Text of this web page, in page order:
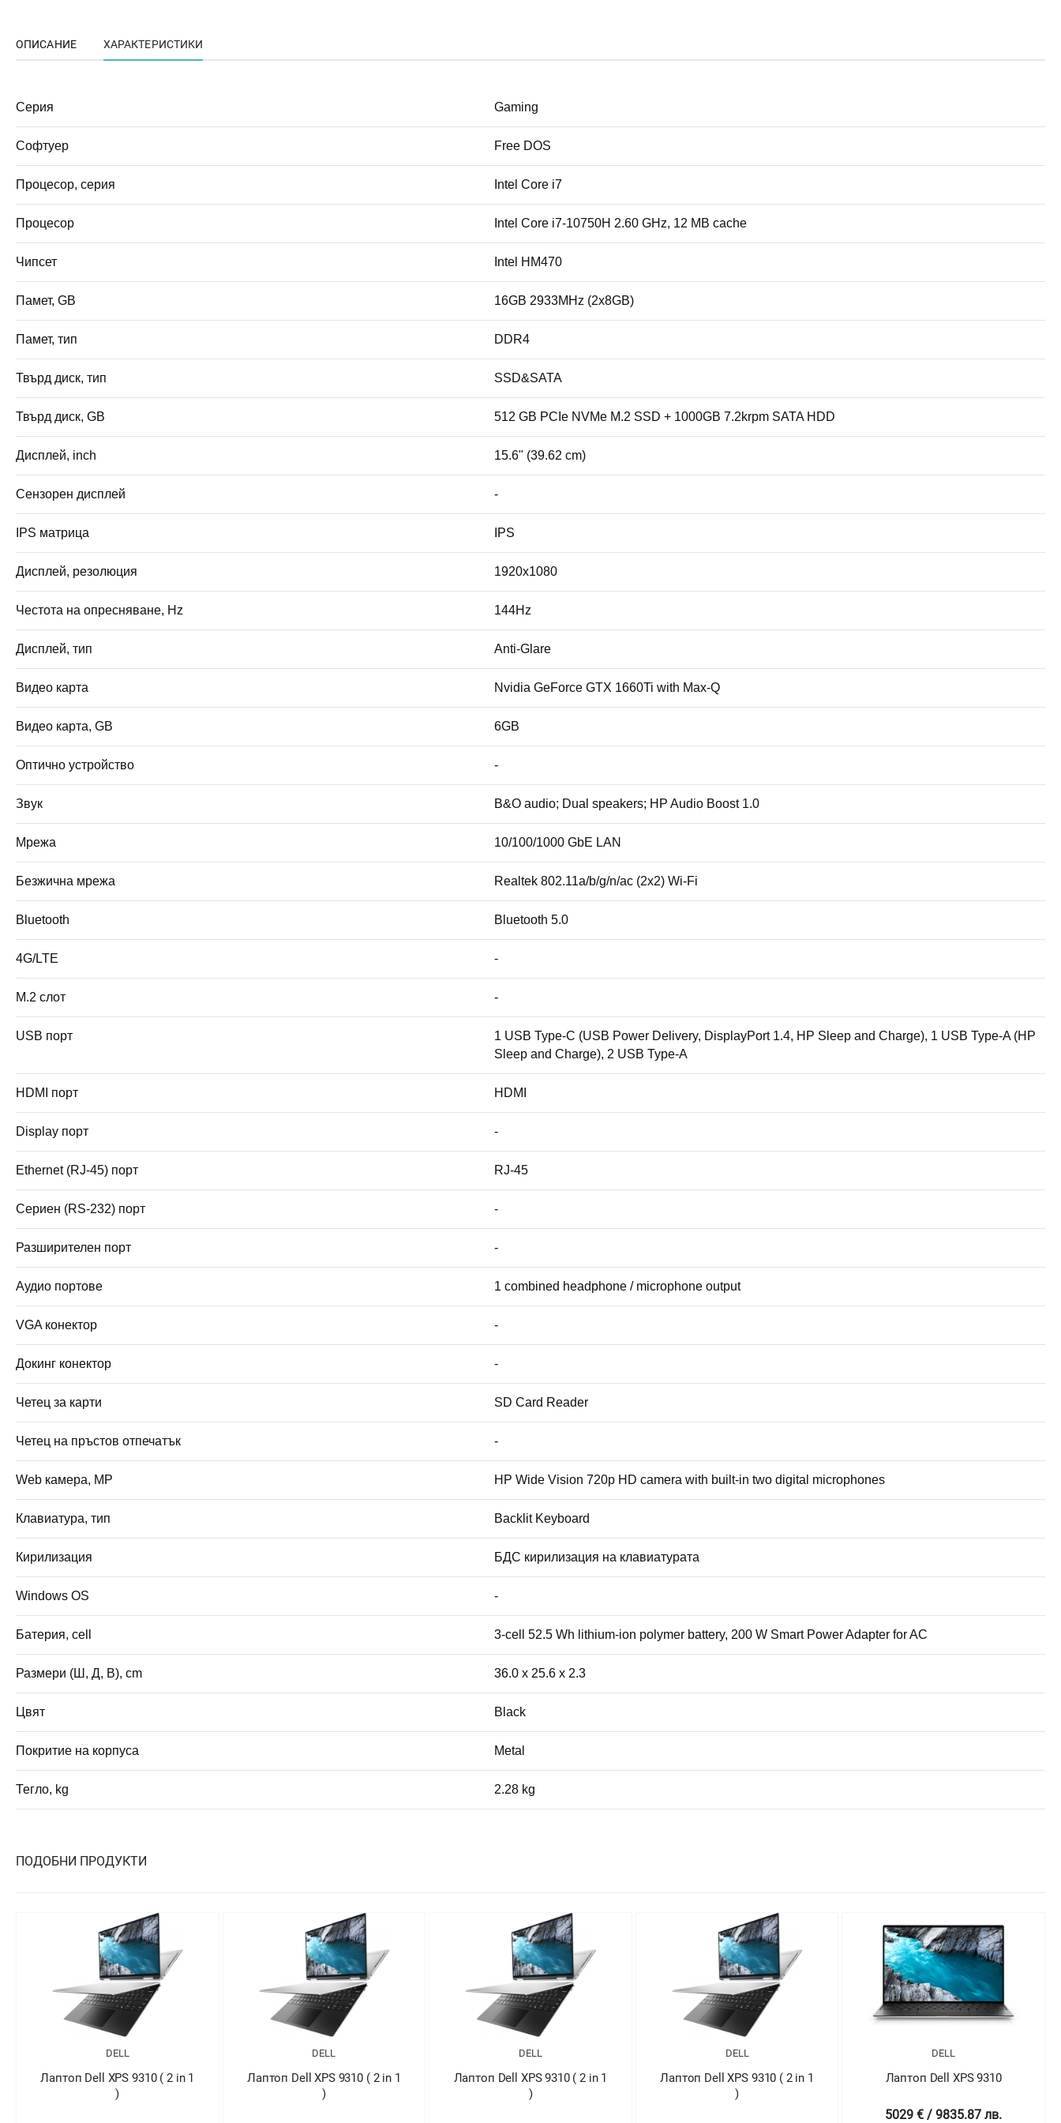
ОПИСАНИЕ ХАРАКТЕРИСТИКИ
Серия Gaming
Софтуер Free DOS
Процесор, серия Intel Core i7
Процесор Intel Core i7-10750H 2.60 GHz, 12 MB cache
Чипсет Intel HM470
Памет, GB 16GB 2933MHz (2x8GB)
Памет, тип DDR4
Твърд диск, тип SSD&SATA
Твърд диск, GB 512 GB PCIe NVMe M.2 SSD + 1000GB 7.2krpm SATA HDD
Дисплей, inch 15.6" (39.62 cm)
Сензорен дисплей -
IPS матрица IPS
Дисплей, резолюция 1920x1080
Честота на опресняване, Hz 144Hz
Дисплей, тип Anti-Glare
Видео карта Nvidia GeForce GTX 1660Ti with Max-Q
Видео карта, GB 6GB
Оптично устройство -
Звук B&O audio; Dual speakers; HP Audio Boost 1.0
Мрежа 10/100/1000 GbE LAN
Безжична мрежа Realtek 802.11a/b/g/n/ac (2x2) Wi-Fi
Bluetooth Bluetooth 5.0
4G/LTE -
M.2 слот -
USB порт
1 USB Type-C (USB Power Delivery, DisplayPort 1.4, HP Sleep and Charge), 1 USB Type-A (HP
Sleep and Charge), 2 USB Type-A
HDMI порт HDMI
Display порт -
Ethernet (RJ-45) порт RJ-45
Сериен (RS-232) порт -
Разширителен порт -
Аудио портове 1 combined headphone / microphone output
VGA конектор -
Докинг конектор -
Четец за карти SD Card Reader
Четец на пръстов отпечатък -
Web камера, MP HP Wide Vision 720p HD camera with built-in two digital microphones
Клавиатура, тип Backlit Keyboard
Кирилизация БДС кирилизация на клавиатурата
Windows OS -
Батерия, cell 3-cell 52.5 Wh lithium-ion polymer battery, 200 W Smart Power Adapter for AC
Размери (Ш, Д, В), cm 36.0 x 25.6 x 2.3
Цвят Black
Покритие на корпуса Metal
Тегло, kg 2.28 kg
ПОДОБНИ ПРОДУКТИ
DELL
Лаптоп Dell XPS 9310 ( 2 in 1
)
DELL
Лаптоп Dell XPS 9310 ( 2 in 1
)
DELL
Лаптоп Dell XPS 9310 ( 2 in 1
)
DELL
Лаптоп Dell XPS 9310
DELL
Лаптоп Dell XPS 9310
4698.99 € / 9190.43 лв.